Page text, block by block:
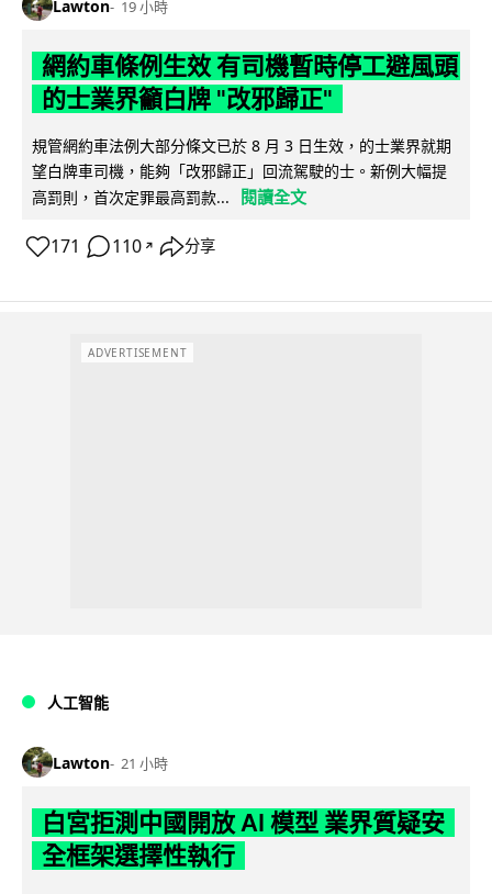
Lawton 19 小時
網約車條例生效 有司機暫時停工避風頭
的士業界籲白牌 "改邪歸正"
規管網約車法例大部分條文已於 8 月 3 日生效，的士業界就期
望白牌車司機，能夠「改邪歸正」回流駕駛的士。新例大幅提
高罰則，首次定罪最高罰款...
閱讀全文
171 110 ↗ 分享
ADVERTISEMENT
人工智能
Lawton 21 小時
白宮拒測中國開放 AI 模型 業界質疑安
全框架選擇性執行